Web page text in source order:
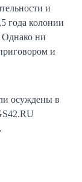
и
года колонии
ни
и
осуждены в